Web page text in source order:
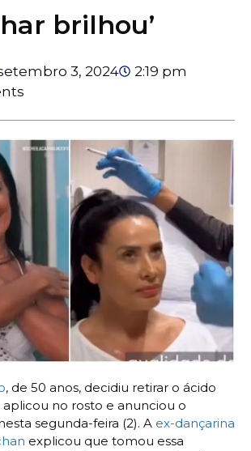
brilhou’
3, 2024
2:19 pm
, de 50 anos, decidiu retirar o ácido
no rosto e anunciou o
segunda-feira (2). A ex-dançarina
explicou que tomou essa